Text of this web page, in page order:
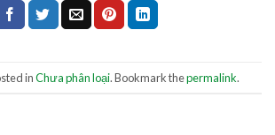
inChưa phân loại. Bookmark thepermalink.